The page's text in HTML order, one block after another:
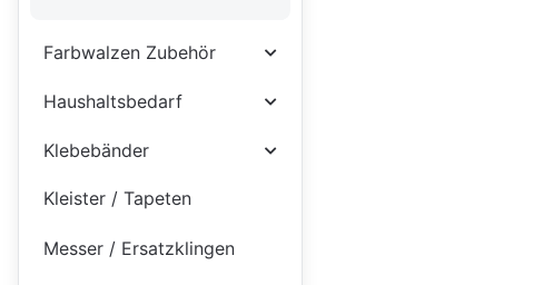
Farbwalzen Zubehör
Haushaltsbedarf
Klebebänder
Kleister / Tapeten
Messer / Ersatzklingen